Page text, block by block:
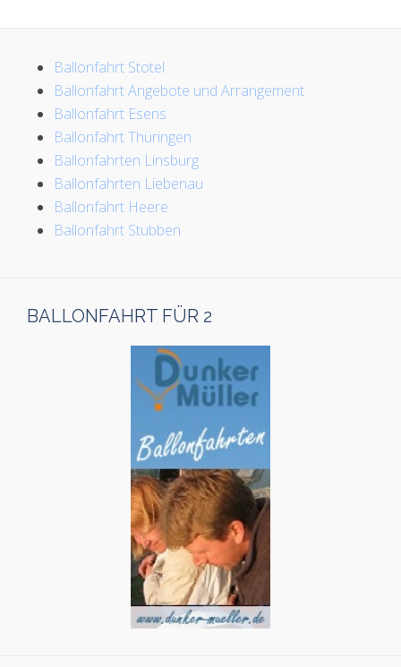
Ballonfahrt Stotel
Ballonfahrt Angebote und Arrangement
Ballonfahrt Esens
Ballonfahrt Thüringen
Ballonfahrten Linsburg
Ballonfahrten Liebenau
Ballonfahrt Heere
Ballonfahrt Stubben
BALLONFAHRT FÜR 2